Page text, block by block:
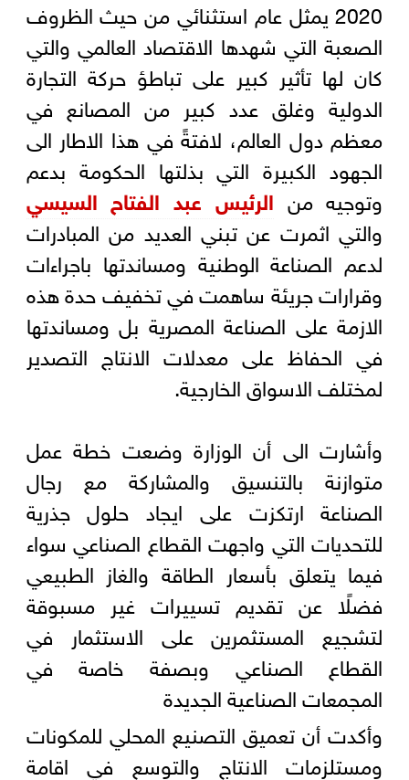
2020 يمثل عام استثنائي من حيث الظروف
الصعبة التي شهدها الاقتصاد العالمي والتي
كان لها تأثير كبير على تباطؤ حركة التجارة
الدولية وغلق عدد كبير من المصانع في
معظم دول العالم، لافتةً في هذا الاطار الى
الجهود الكبيرة التي بذلتها الحكومة بدعم
وتوجيه من الرئيس عبد الفتاح السيسي
والتي اثمرت عن تبني العديد من المبادرات
لدعم الصناعة الوطنية ومساندتها باجراءات
وقرارات جريئة ساهمت في تخفيف حدة هذه
الازمة على الصناعة المصرية بل ومساندتها
في الحفاظ على معدلات الانتاج التصدير
لمختلف الاسواق الخارجية.
وأشارت الى أن الوزارة وضعت خطة عمل
متوازنة بالتنسيق والمشاركة مع رجال
الصناعة ارتكزت على ايجاد حلول جذرية
للتحديات التي واجهت القطاع الصناعي سواء
فيما يتعلق بأسعار الطاقة والغاز الطبيعي
فضلًا عن تقديم تسييرات غير مسبوقة
لتشجيع المستثمرين على الاستثمار في
القطاع الصناعي وبصفة خاصة في
المجمعات الصناعية الجديدة
وأكدت أن تعميق التصنيع المحلي للمكونات
ومستلزمات الانتاج والتوسع في اقامة